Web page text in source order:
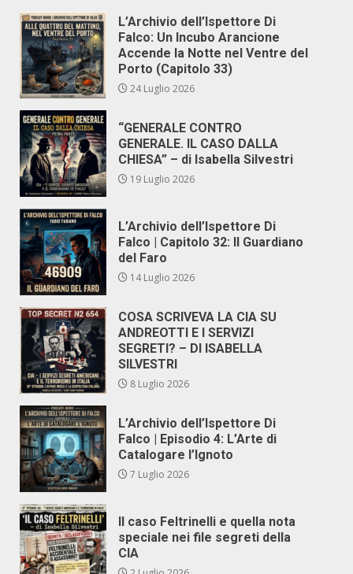
L’Archivio dell’Ispettore Di
Falco: Un Incubo Arancione
Accende la Notte nel Ventre del
Porto (Capitolo 33)
24 Luglio 2026
“GENERALE CONTRO
GENERALE. IL CASO DALLA
CHIESA” – di Isabella Silvestri
19 Luglio 2026
L’Archivio dell’Ispettore Di
Falco | Capitolo 32: Il Guardiano
del Faro
14 Luglio 2026
COSA SCRIVEVA LA CIA SU
ANDREOTTI E I SERVIZI
SEGRETI? – DI ISABELLA
SILVESTRI
8 Luglio 2026
L’Archivio dell’Ispettore Di
Falco | Episodio 4: L’Arte di
Catalogare l’Ignoto
7 Luglio 2026
Il caso Feltrinelli e quella nota
speciale nei file segreti della
CIA